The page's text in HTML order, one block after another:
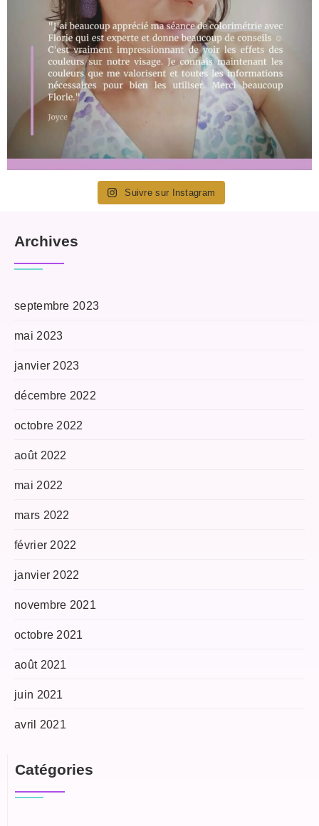
Suivre sur Instagram
Archives
septembre 2023
mai 2023
janvier 2023
décembre 2022
octobre 2022
août 2022
mai 2022
mars 2022
février 2022
janvier 2022
novembre 2021
octobre 2021
août 2021
juin 2021
avril 2021
Catégories